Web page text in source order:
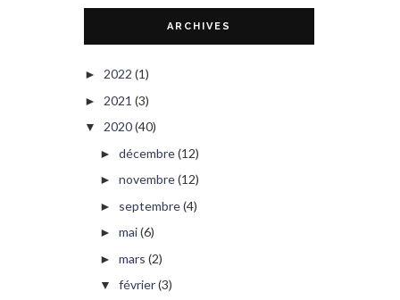
ARCHIVES
► 2022 (1)
► 2021 (3)
▼ 2020(40)
► décembre(12)
► novembre(12)
► septembre(4)
► mai(6)
► mars (2)
▼ février(3)